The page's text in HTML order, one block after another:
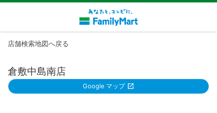
店舗検索地図へ戻る
倉敷中島南店
Google マップ